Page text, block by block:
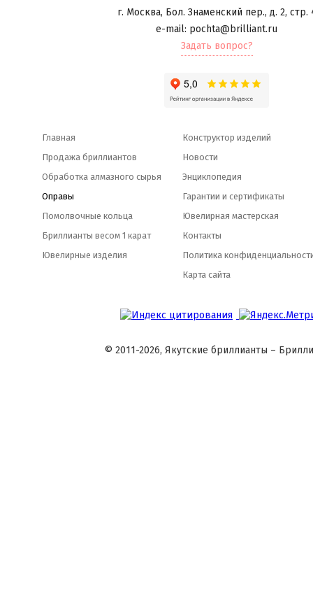
г. Москва, Бол. Знаменский пер., д. 2, стр.
e-mail: pochta@brilliant.ru
Задать вопрос?
Главная
Продажа бриллиантов
Обработка алмазного сырья
Оправы
Помолвочные кольца
Бриллианты весом 1 карат
Ювелирные изделия
Конструктор изделий
Новости
Энциклопедия
Гарантии и сертификаты
Ювелирная мастерская
Контакты
Политика
Карта сайта
© 2011-2026, Якутские бриллианты –